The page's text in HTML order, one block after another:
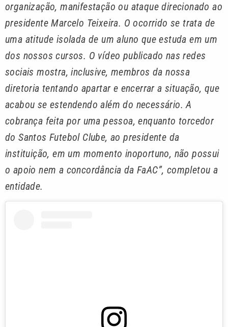
organização, manifestação ou ataque direcionado ao
presidente Marcelo Teixeira. O ocorrido se trata de
uma atitude isolada de um aluno que estuda em um
dos nossos cursos. O vídeo publicado nas redes
sociais mostra, inclusive, membros da nossa
diretoria tentando apartar e encerrar a situação, que
acabou se estendendo além do necessário. A
cobrança feita por uma pessoa, enquanto torcedor
do Santos Futebol Clube, ao presidente da
instituição, em um momento inoportuno, não possui
o apoio nem a concordância da FaAC”, completou a
entidade.